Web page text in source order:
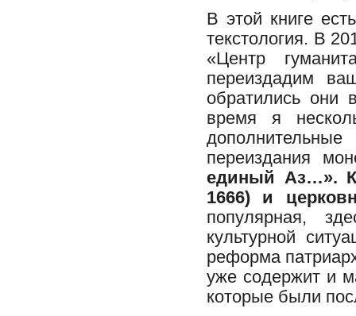
В этой книге
текстология. В
«Центр
переиздадим
обратились
время я
переиздания
единый Аз…».
1666) и
популярная,
культурной
реформа
уже содержит и
которые были